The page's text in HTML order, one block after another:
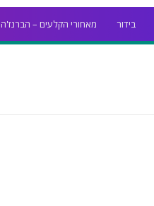
בידור מאחורי הקלעים – הברנז'ה